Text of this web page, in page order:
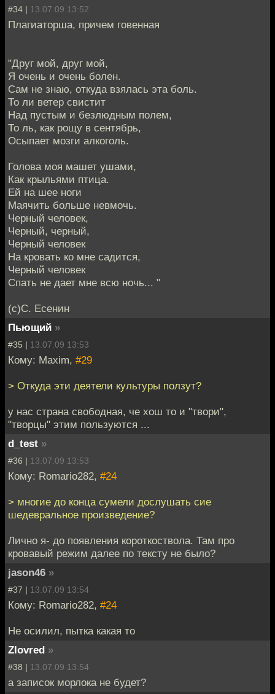
#34 | 13.07.09 13:52
Плагиаторша, причем говенная
"Друг мой, друг мой,
Я очень и очень болен.
Сам не знаю, откуда взялась эта боль.
То ли ветер свистит
Над пустым и безлюдным полем,
То ль, как рощу в сентябрь,
Осыпает мозги алкоголь.
Голова моя машет ушами,
Как крыльями птица.
Ей на шее ноги
Маячить больше невмочь.
Черный человек,
Черный, черный,
Черный человек
На кровать ко мне садится,
Черный человек
Спать не дает мне всю ночь... "
(с)С. Есенин
Пьющий »
#35 | 13.07.09 13:53
Кому: Maxim, #29
> Откуда эти деятели культуры ползут?
у нас страна свободная, че хош то и "твори",
"творцы" этим пользуются ...
d_test »
#36 | 13.07.09 13:53
Кому: Romario282, #24
> многие до конца сумели дослушать сие
шедевральное произведение?
Лично я- до появления короткоствола. Там про
кровавый режим далее по тексту не было?
jason46 »
#37 | 13.07.09 13:54
Кому: Romario282, #24
Не осилил, пытка какая то
Zlovred »
#38 | 13.07.09 13:54
а записок морлока не будет?